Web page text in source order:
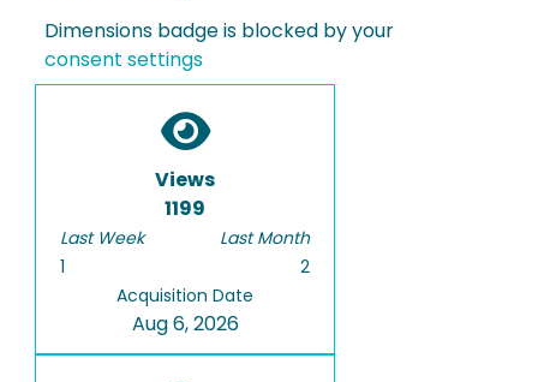
Dimensions badge is blocked by your
consent settings
Views
1199
Last Week
1
Last Month
2
Acquisition Date
Aug 6, 2026